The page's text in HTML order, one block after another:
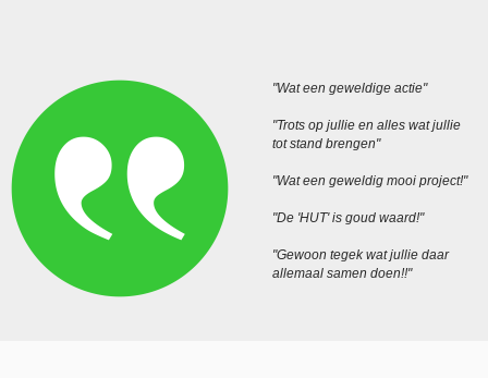
"Wat een geweldige actie"
"Trots op jullie en alles wat jullie
tot stand brengen"
"Wat een geweldig mooi project!"
"De 'HUT' is goud waard!"
"Gewoon tegek wat jullie daar
allemaal samen doen!!"